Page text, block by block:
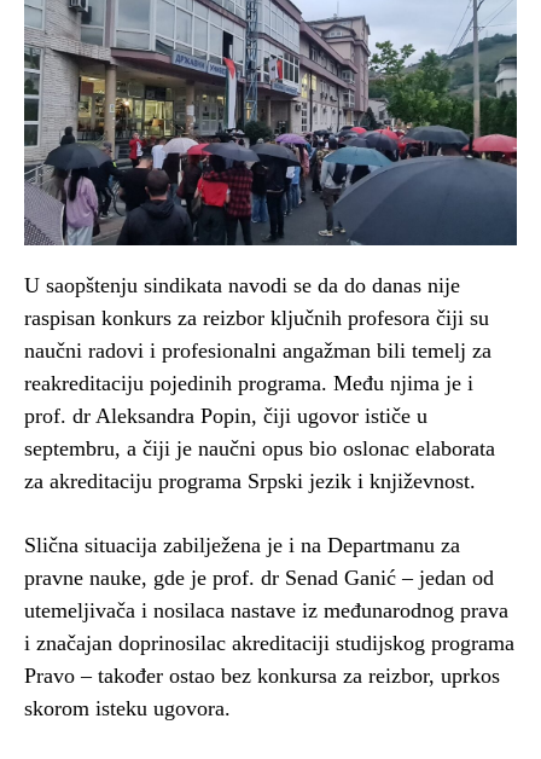
U saopštenju sindikata navodi se da do danas nije
raspisan konkurs za reizbor ključnih profesora čiji su
naučni radovi i profesionalni angažman bili temelj za
reakreditaciju pojedinih programa. Među njima je i
prof. dr Aleksandra Popin, čiji ugovor ističe u
septembru, a čiji je naučni opus bio oslonac elaborata
za akreditaciju programa Srpski jezik i književnost.
Slična situacija zabilježena je i na Departmanu za
pravne nauke, gde je prof. dr Senad Ganić – jedan od
utemeljivača i nosilaca nastave iz međunarodnog prava
i značajan doprinosilac akreditaciji studijskog programa
Pravo – također ostao bez konkursa za reizbor, uprkos
skorom isteku ugovora.